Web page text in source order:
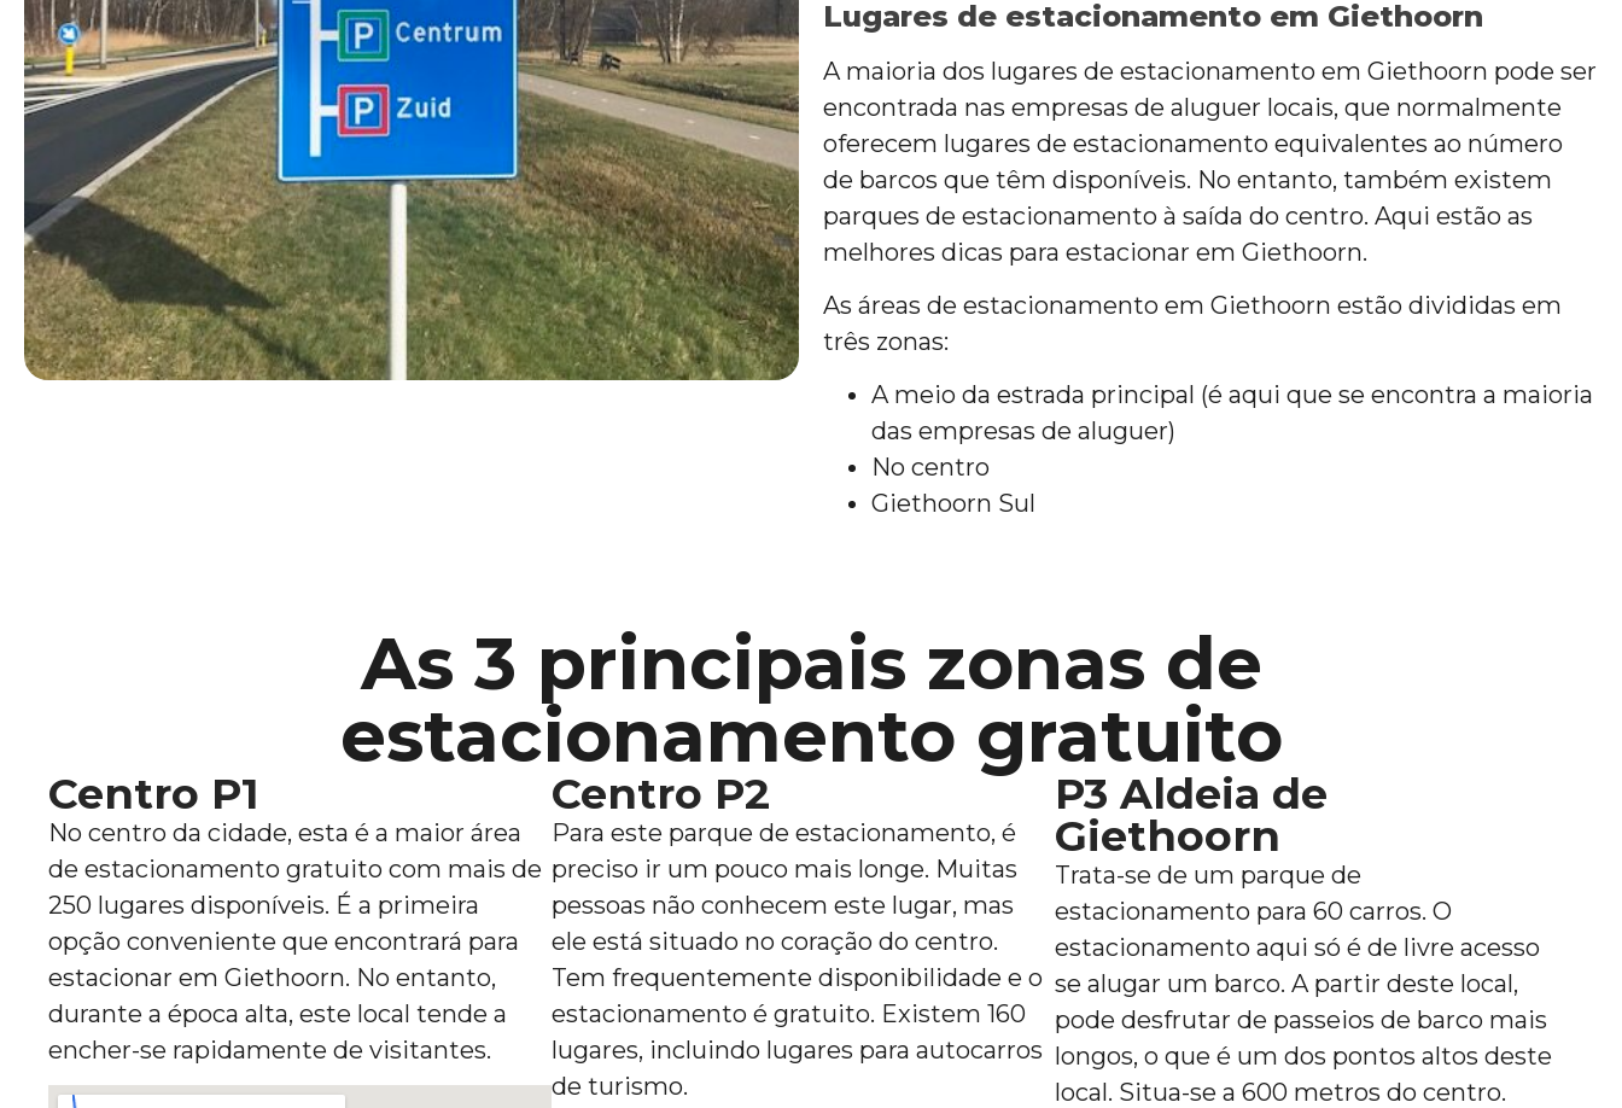
Lugares de estacionamento em Giethoorn
A maioria dos lugares de estacionamento em Giethoorn pode ser
encontrada nas empresas de aluguer locais, que normalmente
oferecem lugares de estacionamento equivalentes ao número
de barcos que têm disponíveis. No entanto, também existem
parques de estacionamento à saída do centro. Aqui estão as
melhores dicas para estacionar em Giethoorn.
As áreas de estacionamento em Giethoorn estão divididas em
três zonas:
A meio da estrada principal (é aqui que se encontra a maioria
das empresas de aluguer)
No centro
Giethoorn Sul
As 3 principais zonas de
estacionamento gratuito
Centro P1
No centro da cidade, esta é a maior área
de estacionamento gratuito com mais de
250 lugares disponíveis. É a primeira
opção conveniente que encontrará para
estacionar em Giethoorn. No entanto,
durante a época alta, este local tende a
encher-se rapidamente de visitantes.
Centro P2
Para este parque de estacionamento, é
preciso ir um pouco mais longe. Muitas
pessoas não conhecem este lugar, mas
ele está situado no coração do centro.
Tem frequentemente disponibilidade e o
estacionamento é gratuito. Existem 160
lugares, incluindo lugares para autocarros
de turismo.
P3 Aldeia de
Giethoorn
Trata-se de um parque de
estacionamento para 60 carros. O
estacionamento aqui só é de livre acesso
se alugar um barco. A partir deste local,
pode desfrutar de passeios de barco mais
longos, o que é um dos pontos altos deste
local. Situa-se a 600 metros do centro.